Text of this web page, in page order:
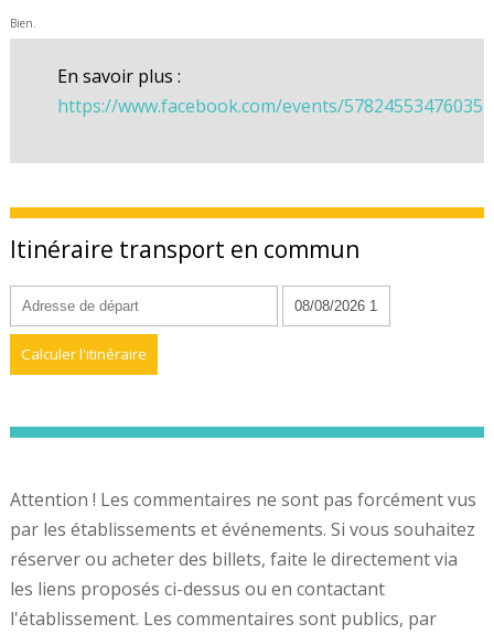
Bien.
En savoir plus :
https://www.facebook.com/events/
Itinéraire transport en commun
Attention ! Les commentaires ne sont pas forcément vus
par les établissements et événements. Si vous souhaitez
réserver ou acheter des billets, faite le directement via
les liens proposés ci-dessus ou en contactant
l'établissement. Les commentaires sont publics, par